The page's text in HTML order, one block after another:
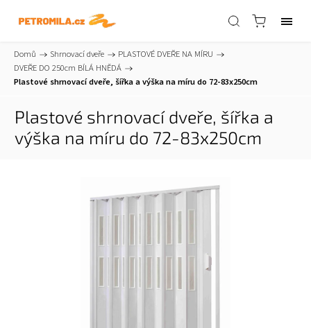
Domů / Shrnovací dveře / PLASTOVÉ DVEŘE NA MÍRU /
DVEŘE DO 250cm BÍLÁ HNĚDÁ /
Plastové shrnovací dveře, šířka a výška na míru do 72-83x250cm
Plastové shrnovací dveře, šířka a
výška na míru do 72-83x250cm